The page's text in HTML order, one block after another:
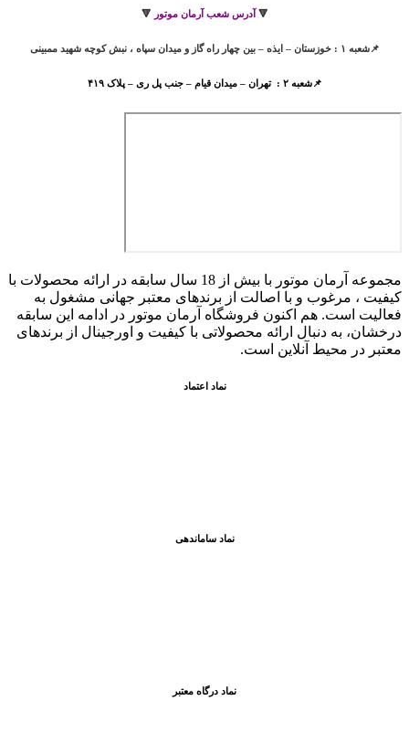
🔻 آدرس شعب آرمان موتور 🔻
📌شعبه ۱ : خوزستان – ایذه – بین چهار راه گاز و میدان سپاه ، نبش کوچه شهید ممبینی
📌شعبه ۲ : تهران – میدان قیام – جنب پل ری – پلاک ۴۱۹
مجموعه آرمان موتور با بیش از 18 سال سابقه در ارائه محصولات با
کيفيت ، مرغوب و با اصالت از برندهای معتبر جهانی مشغول به
فعاليت است. هم اکنون فروشگاه آرمان موتور در ادامه اين سابقه
درخشان، به دنبال ارائه محصولاتی با کيفيت و اورجينال از برندهای
معتبر در محيط آنلاين است.
نماد اعتماد
نماد ساماندهی
نماد درگاه معتبر